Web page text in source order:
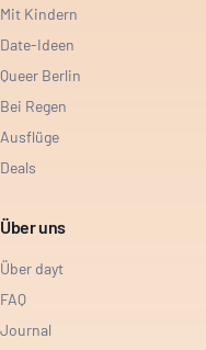
Mit Kindern
Date-Ideen
Queer Berlin
Bei Regen
Ausflüge
Deals
Über uns
Über dayt
FAQ
Journal